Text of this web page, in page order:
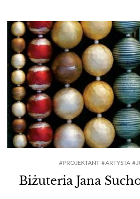
Biżuteria Jana
PROJEKTANT ARTYSTA